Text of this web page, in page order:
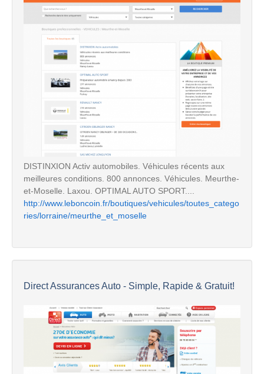
DISTINXION Activ automobiles. Véhicules récents aux
meilleures conditions. 800 annonces. Véhicules. Meurthe-
et-Moselle. Laxou. OPTIMAL AUTO SPORT....
http://www.leboncoin.fr/boutiques/vehicules/toutes_catego
ries/lorraine/meurthe_et_moselle
Direct Assurances Auto - Simple, Rapide & Gratuit!